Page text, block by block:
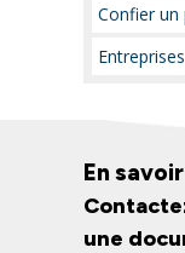
Confier
Entreprises
En
une